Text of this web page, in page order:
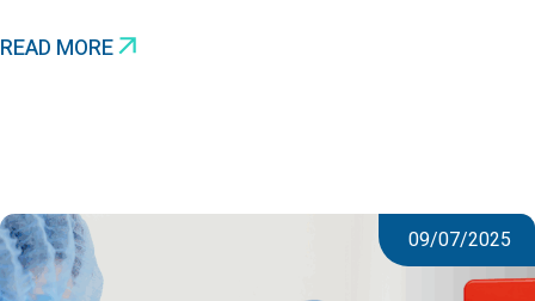
READ MORE
09/07/2025